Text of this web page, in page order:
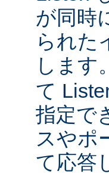
が同時
られた
します
て
指定で
スやポ
て応答